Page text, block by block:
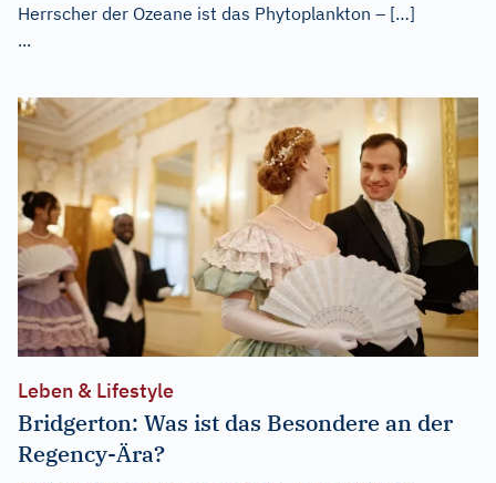
Herrscher der Ozeane ist das Phytoplankton – […]
...
Leben & Lifestyle
Bridgerton: Was ist das Besondere an der
Regency-Ära?